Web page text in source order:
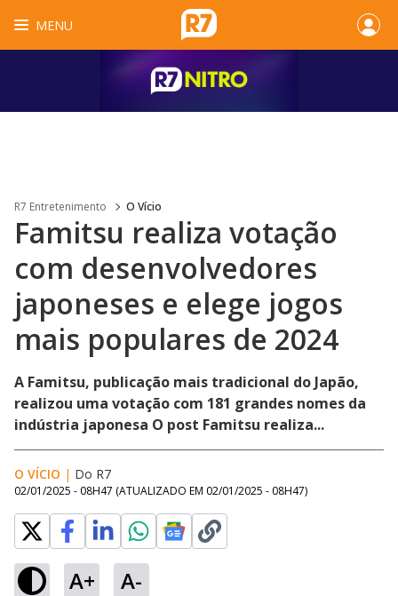
MENU
R7 Entretenimento O Vício
Famitsu realiza votação
com desenvolvedores
japoneses e elege jogos
mais populares de 2024
A Famitsu, publicação mais tradicional do Japão,
realizou uma votação com 181 grandes nomes da
indústria japonesa O post Famitsu realiza...
O VÍCIO | Do R7
02/01/2025 - 08H47 (ATUALIZADO EM 02/01/2025 - 08H47)
A+ A-